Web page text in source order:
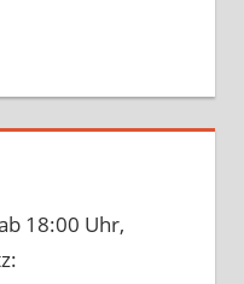
18:00 Uhr,